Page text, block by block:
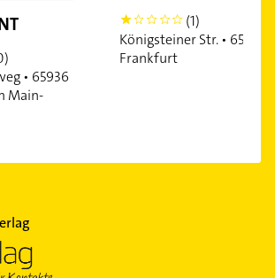
• 65936
Main-
1
(1)
Königsteiner Str. • 65929
Frankfurt